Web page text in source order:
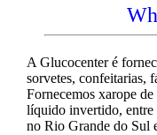
A Glucocenter é
sorvetes, confeitarias,
Fornecemos xarope
líquido invertido, entre
no Rio Grande do Sul